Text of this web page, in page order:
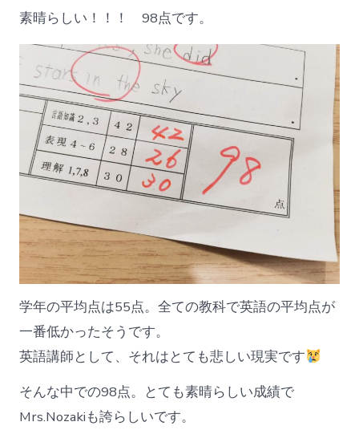
素晴らしい！！！ 98点です。
学年の平均点は55点。全ての教科で英語の平均点が
一番低かったそうです。
英語講師として、それはとても悲しい現実です
そんな中での98点。とても素晴らしい成績で
Mrs.Nozakiも誇らしいです。